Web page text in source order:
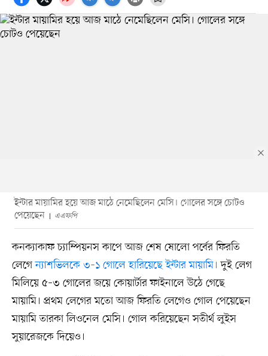
ইন্টার মায়ামির হয়ে আজ মাঠে নেমেছিলেন মেসি। গোলের সঙ্গে চোটও
পেয়েছেন
এএফপি
কনক্যাকাফ চ্যাম্পিয়নস কাপে আজ শেষ ষোলো পর্বের ফিরতি
লেগেন্যাশভিলকে ৩–১ গোলে হারিয়েছে ইন্টার মায়ামি। দুই লেগ
মিলিয়ে ৫–৩ গোলের জয়ে কোয়ার্টার ফাইনালে উঠে গেছে
মায়ামি। প্রথম লেগের মতো আজ ফিরতি লেগেও গোল পেয়েছেন
মায়ামি তারকা লিওনেল মেসি। গোল করিয়েছেন সতীর্থ লুইস
সুয়ারেজকে দিয়েও।